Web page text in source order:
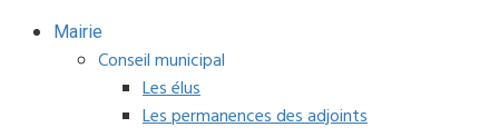
Mairie
Conseil municipal
Les élus
Les permanences des adjoints